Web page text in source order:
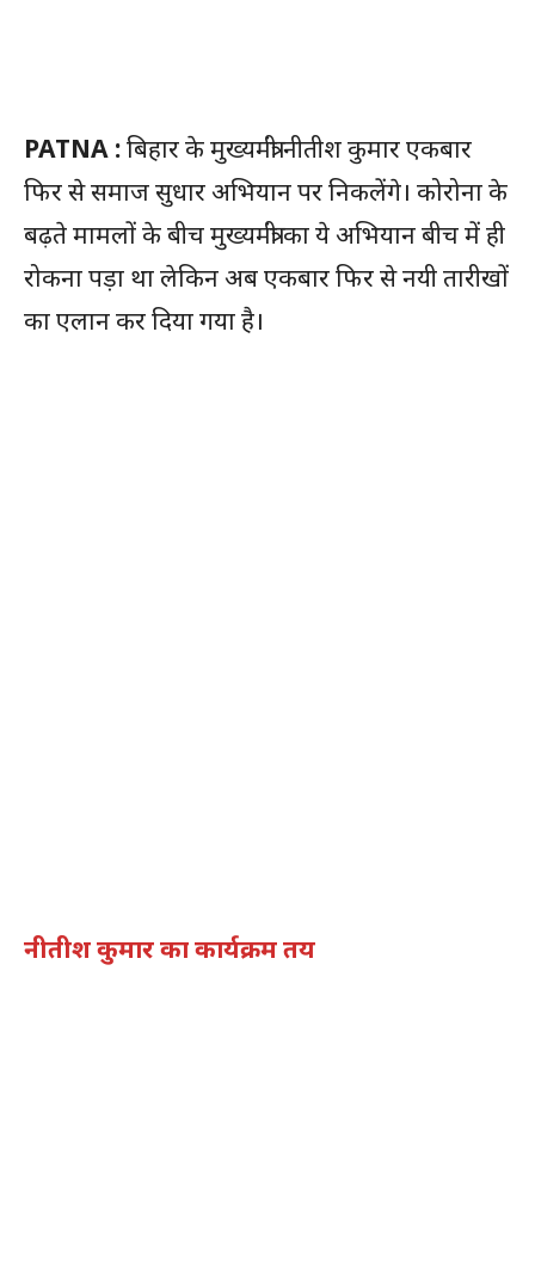
PATNA :बिहार के मुख्यमंत्री नीतीश कुमार एकबार
फिर से समाज सुधार अभियान पर निकलेंगे। कोरोना के
बढ़ते मामलों के बीच मुख्यमंत्री का ये अभियान बीच में ही
रोकना पड़ा था लेकिन अब एकबार फिर से नयी तारीखों
का एलान कर दिया गया है।
नीतीश कुमार का कार्यक्रम तय